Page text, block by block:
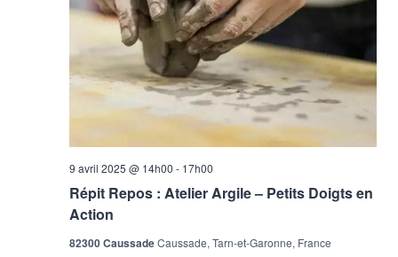
Répit Repos : Atelier Argile – Petits Doigts en
Action
9 avril 2025 @ 14h00 - 17h00
82300 CaussadeCaussade, Tarn-et-Garonne, France